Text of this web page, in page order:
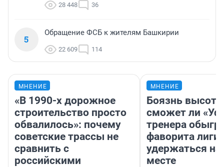
28 448 36
5
Обращение ФСБ к жителям Башкирии
22 609 114
МНЕНИЕ
«В 1990-х дорожное
строительство просто
обвалилось»: почему
советские трассы не
сравнить с
российскими
МНЕНИЕ
Боязнь
сможет ли
тренера
фаворита лиги
удержаться
месте